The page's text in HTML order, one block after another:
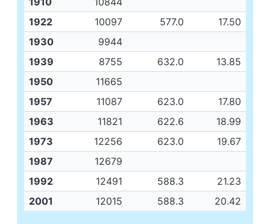
1922
10097 577.0
17.50
1930
9944
1939
8755 632.0
13.85
1950
11665
1957
11087 623.0
17.80
1963
11821 622.6
18.99
1973
12256 623.0
19.67
1987
12679
1992
12491 588.3
21.23
2001
12015 588.3 20.42